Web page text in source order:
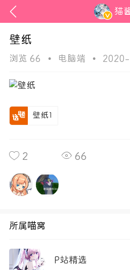
猫
资讯
区发布非法内容 发现立即永久封号
官方公告
壁纸
浏览 66 • 电脑端 •
壁纸1
2 66
所属喵窝
P站精选